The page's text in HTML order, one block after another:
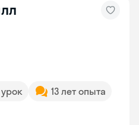
урок
13 лет опыта